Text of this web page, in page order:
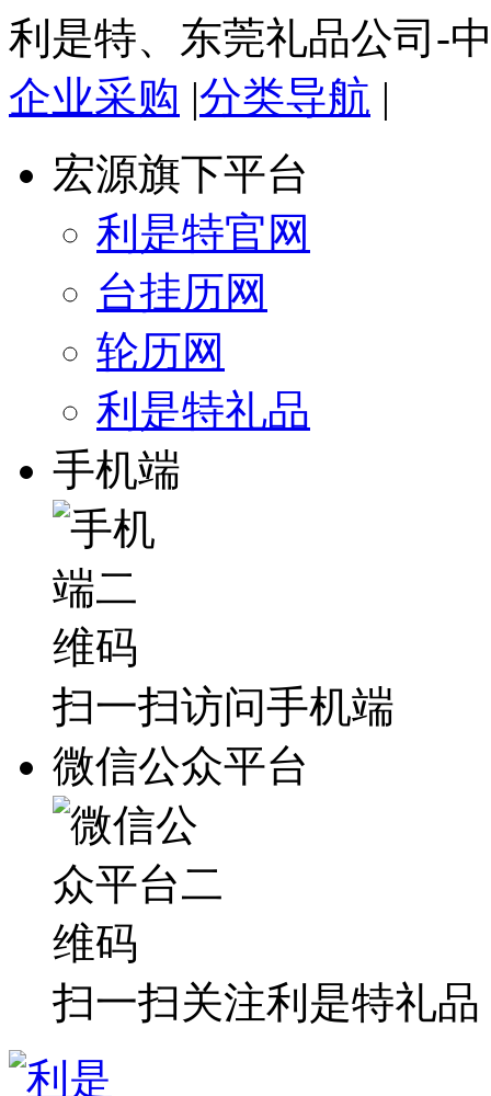
利是特、东莞礼品公司-
企业采购 |分类导航 |
宏源旗下平台
利是特官网
台挂历网
轮历网
利是特礼品
手机端
扫一扫访问手机端
微信公众平台
扫一扫关注利是特礼品